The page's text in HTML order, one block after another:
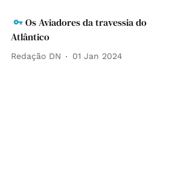
Os Aviadores da travessia do
Atlântico
Redação DN 01 Jan 2024